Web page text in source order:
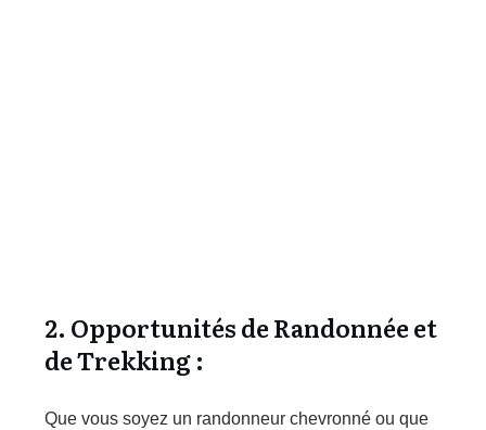
2. Opportunités de Randonnée et
de Trekking :
Que vous soyez un randonneur chevronné ou que